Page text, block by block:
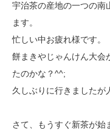
宇治茶の産地の一つの南
ます。
忙しい中お疲れ様です。
餅まきやじゃんけん大会
たのかな？^^;
久しぶりに行きましたが
さて、もうすぐ新茶が始